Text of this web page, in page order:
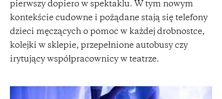
pierwszy dopiero w spektaklu. W tym nowym
kontekście cudowne i pożądane stają się telefony
dzieci męczących o pomoc w każdej drobnostce,
kolejki w sklepie, przepełnione autobusy czy
irytujący współpracownicy w teatrze.